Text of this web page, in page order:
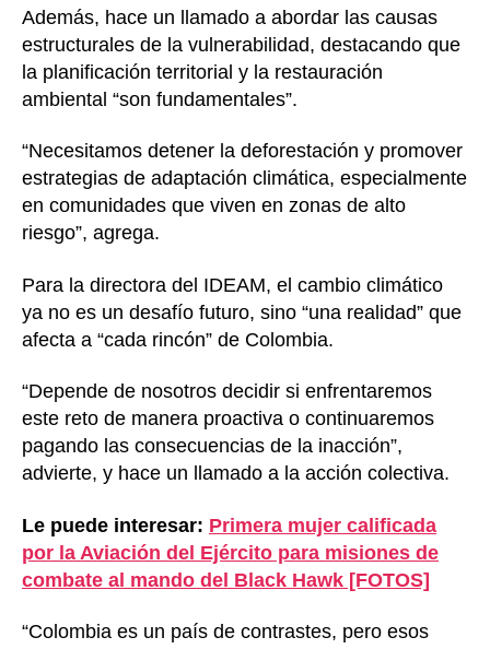
Además, hace un llamado a abordar las causas
estructurales de la vulnerabilidad, destacando que
la planificación territorial y la restauración
ambiental “son fundamentales”.
“Necesitamos detener la deforestación y promover
estrategias de adaptación climática, especialmente
en comunidades que viven en zonas de alto
riesgo”, agrega.
Para la directora del IDEAM, el cambio climático
ya no es un desafío futuro, sino “una realidad” que
afecta a “cada rincón” de Colombia.
“Depende de nosotros decidir si enfrentaremos
este reto de manera proactiva o continuaremos
pagando las consecuencias de la inacción”,
advierte, y hace un llamado a la acción colectiva.
Le puede interesar: Primera mujer calificada
por la Aviación del Ejército para misiones de
combate al mando del Black Hawk [FOTOS]
“Colombia es un país de contrastes, pero esos